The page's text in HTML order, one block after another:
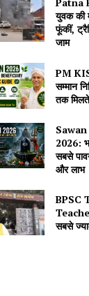
Patna
युवक की
फूंकीं,
जाम
PM
सम्मान
तक मिलते
Sawan
2026:
सबसे
और लाभ
BPSC
सबसे